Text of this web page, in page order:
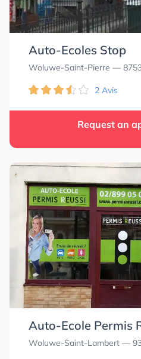
Auto-Ecoles Stop
Woluwe-Saint-Pierre —
2 Avis
Request an
Auto-Ecole Permis
Woluwe-Saint-Lambert —